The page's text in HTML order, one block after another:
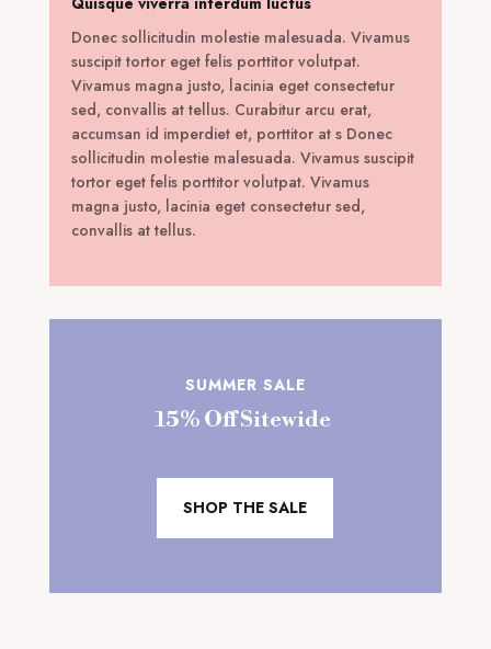
Donec sollicitudin molestie malesuada. Vivamus
suscipit tortor eget felis porttitor volutpat.
Vivamus magna justo, lacinia eget consectetur
sed, convallis at tellus. Curabitur arcu erat,
accumsan id imperdiet et, porttitor at s Donec
sollicitudin molestie malesuada. Vivamus suscipit
tortor eget felis porttitor volutpat. Vivamus
magna justo, lacinia eget consectetur sed,
convallis at tellus.
SUMMER SALE
15% Off Sitewide
SHOP THE SALE